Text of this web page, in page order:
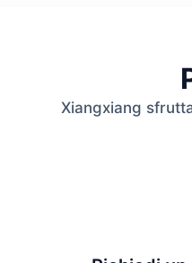
Xiangxiang